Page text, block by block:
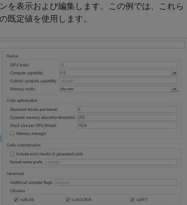
を表示および編集します。この例では、これら
既定値を使用します。